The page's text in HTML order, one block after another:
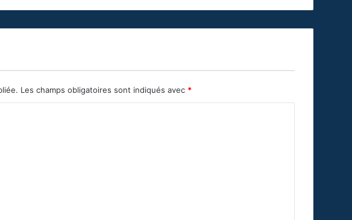
Les champs obligatoires sont indiqués avec *